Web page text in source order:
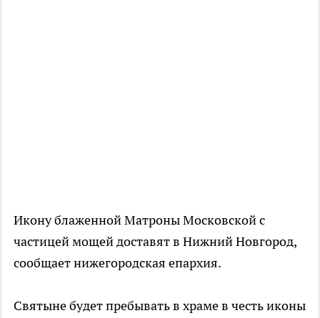
Икону блаженной Матроны Московской с
частицей мощей доставят в Нижний Новгород,
сообщает нижегородская епархия.
Святыне будет пребывать в храме в честь иконы